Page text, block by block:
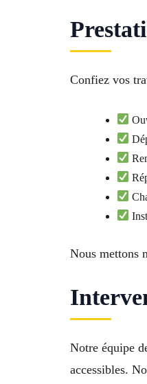
Confiez vos
Nous mettons
Notre équipe
accessibles.